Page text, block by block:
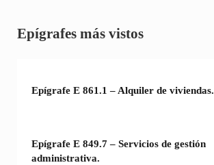
Sidebar
Epígrafes más vistos
Epígrafe E 861.1 – Alquiler de viviendas.
Epígrafe E 849.7 – Servicios de gestión
administrativa.